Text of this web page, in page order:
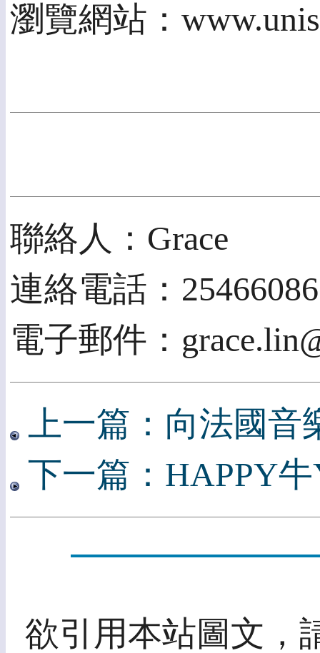
瀏覽網站：
聯絡人：Grace
連絡電話：25466086
電子郵件：
上一篇：向法國
下一篇：HAPPY
欲引用本站圖文，